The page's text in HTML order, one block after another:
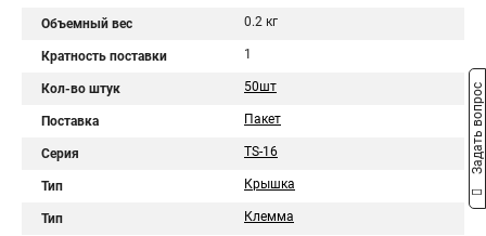
Объемный вес 0.2 кг
Кратность поставки 1
Кол-во штук 50шт
Поставка Пакет
Серия TS-16
Тип Крышка
Тип Клемма
Задать вопрос